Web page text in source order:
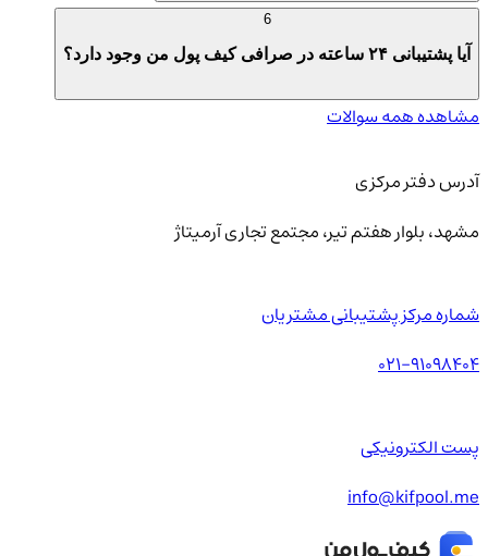
آیا پشتیبانی ۲۴ ساعته در صرافی کیف پول من وجود دارد؟
مشاهده همه سوالات
آدرس دفتر مرکزی
مشهد، بلوار هفتم تیر، مجتمع تجاری آرمیتاژ
شماره مرکز پشتیبانی مشتریان
021-91098404
پست الکترونیکی
info@kifpool.me